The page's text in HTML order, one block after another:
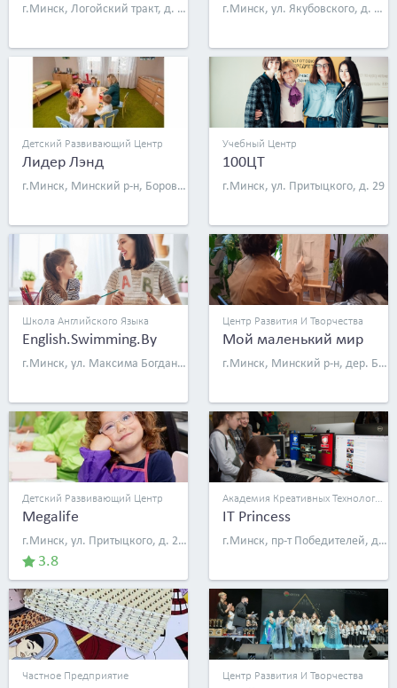
г.Минск, Логойский тракт, д. 15, к. 1 г.Минск, ул. Якубовского, д. 32/3
Детский Развивающий Центр
Лидер Лэнд
г.Минск, Минский р-н, Боровлянский с/с, д. Валерьяново, ул. Криничная, д. 2
Учебный Центр
100ЦТ
г.Минск, ул. Притыцкого, д. 29
Школа Английского Языка
English.Swimming.By
г.Минск, ул. Максима Богдановича, д. 120
Центр Развития И Творчества
Мой маленький мир
г.Минск, Минский р-н, дер. Боровляны, ул. Берёзовая Роща, д. 21, эт. 2
Детский Развивающий Центр
Megalife
г.Минск, ул. Притыцкого, д. 29, эт. 4 (ТЦ «Тивали», павильон 403/1)
3.8
Академия Креативных Технологий Для Девочек
IT Princess
г.Минск, пр-т Победителей, д. 17, оф. 714 (здание «Белкоопсоюза», ст. м. «Немига»)
Частное Предприятие Центр Развития И Творчества